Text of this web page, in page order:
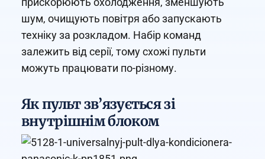
шум, очищують повітря або запускають
техніку за розкладом. Набір команд
залежить від серії, тому схожі пульти
можуть працювати по-різному.
Як пульт зв’язується зі
внутрішнім блоком